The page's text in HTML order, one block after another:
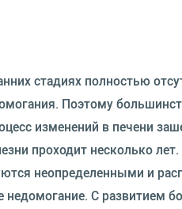
стадиях полностью
Поэтому
изменений в печени
проходит несколько лет.
неопределенными и
С развитием